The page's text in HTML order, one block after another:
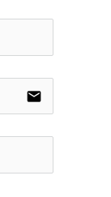
email